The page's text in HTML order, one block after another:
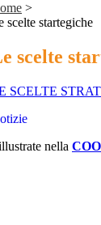
>
scelte startegiche
scelte
SCELTE
nella